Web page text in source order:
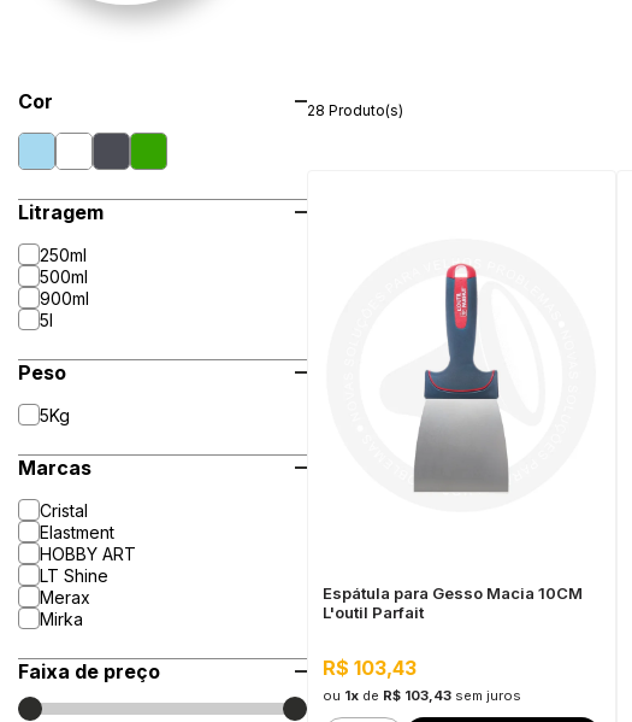
Cor
Litragem
250ml
500ml
900ml
5l
Peso
5Kg
Marcas
Cristal
Elastment
HOBBY ART
LT Shine
Merax
Mirka
Faixa de preço
28 Produto(s)
Espátula para Gesso Macia 10CM
L'outil Parfait
R$ 103,43
ou 1x de R$ 103,43 sem juros